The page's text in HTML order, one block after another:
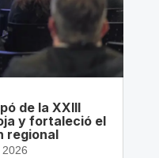
de la XXIII
y fortaleció el
regional